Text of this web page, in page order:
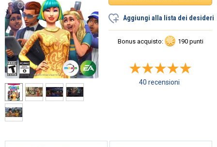
Aggiungi alla lista dei desideri
Bonus acquisto: 190 punti
40 recensioni